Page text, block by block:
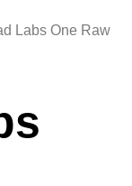
Labs One Raw